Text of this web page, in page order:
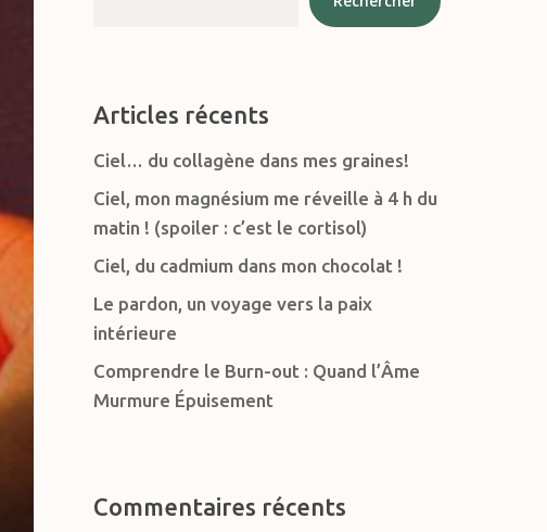
Articles récents
Ciel… du collagène dans mes graines!
Ciel, mon magnésium me réveille à 4 h du
matin ! (spoiler : c’est le cortisol)
Ciel, du cadmium dans mon chocolat !
Le pardon, un voyage vers la paix
intérieure
Comprendre le Burn-out : Quand l’Âme
Murmure Épuisement
Commentaires récents